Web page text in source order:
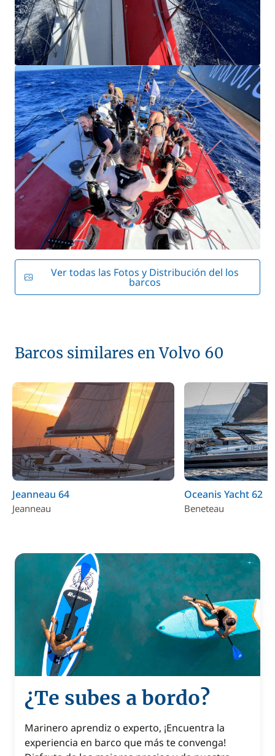
Ver todas las Fotos y Distribución del los
barcos
Barcos similares en Volvo 60
Jeanneau 64
Jeanneau
Oceanis Yacht 62
Beneteau
¿Te subes a bordo?
Marinero aprendiz o experto, ¡Encuentra la
experiencia en barco que más te convenga!